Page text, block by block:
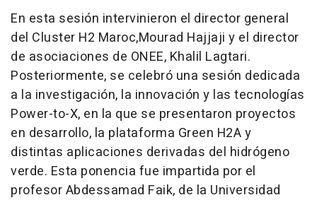
En esta sesión intervinieron el director general
del Cluster H2 Maroc,Mourad Hajjaji y el director
de asociaciones de ONEE, Khalil Lagtari.
Posteriormente, se celebró una sesión dedicada
a la investigación, la innovación y las tecnologías
Power-to-X, en la que se presentaron proyectos
en desarrollo, la plataforma Green H2A y
distintas aplicaciones derivadas del hidrógeno
verde. Esta ponencia fue impartida por el
profesor Abdessamad Faik, de la Universidad